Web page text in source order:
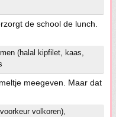
de school de lunch.
(halal kipfilet, kaas,
meegeven. Maar dat
volkoren),